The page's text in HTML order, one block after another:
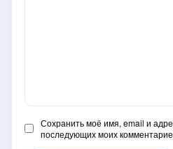
Сохранить моё имя, email и
последующих моих